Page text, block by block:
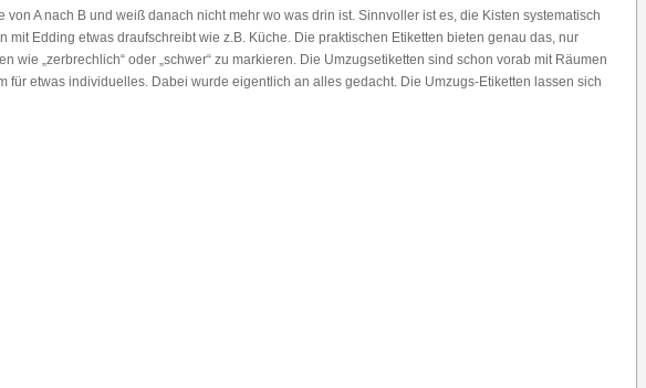
A nach B und weiß danach nicht mehr wo was drin ist. Sinnvoller ist es, die Kisten systematisch
Edding etwas draufschreibt wie z.B. Küche. Die praktischen Etiketten bieten genau das, nur
„zerbrechlich“ oder „schwer“ zu markieren. Die Umzugsetiketten sind schon vorab mit Räumen
etwas individuelles. Dabei wurde eigentlich an alles gedacht. Die Umzugs-Etiketten lassen sich